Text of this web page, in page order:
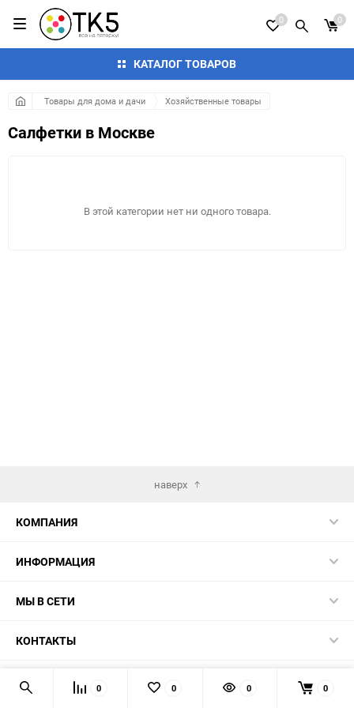
КАТАЛОГ ТОВАРОВ
0 0
Товары для дома и дачи Хозяйственные товары
Салфетки в Москве
В этой категории нет ни одного товара.
наверх
КОМПАНИЯ
ИНФОРМАЦИЯ
МЫ В СЕТИ
КОНТАКТЫ
© 2026 TK5.RU
0 0 0 0